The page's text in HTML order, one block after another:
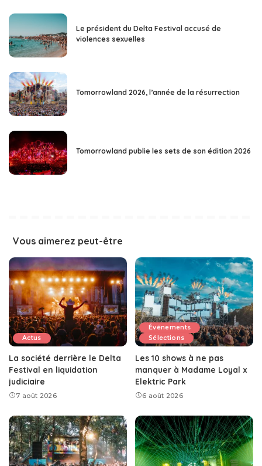
Le président du Delta Festival accusé de
violences sexuelles
Tomorrowland 2026, l’année de la résurrection
Tomorrowland publie les sets de son édition 2026
Vous aimerez peut-être
Actus
La société derrière le Delta
Festival en liquidation
judiciaire
7 août 2026
Événements
Sélections
Les 10 shows à ne pas
manquer à Madame Loyal x
Elektric Park
6 août 2026